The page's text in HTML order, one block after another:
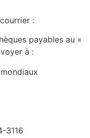
:
payables au «
à :
3116